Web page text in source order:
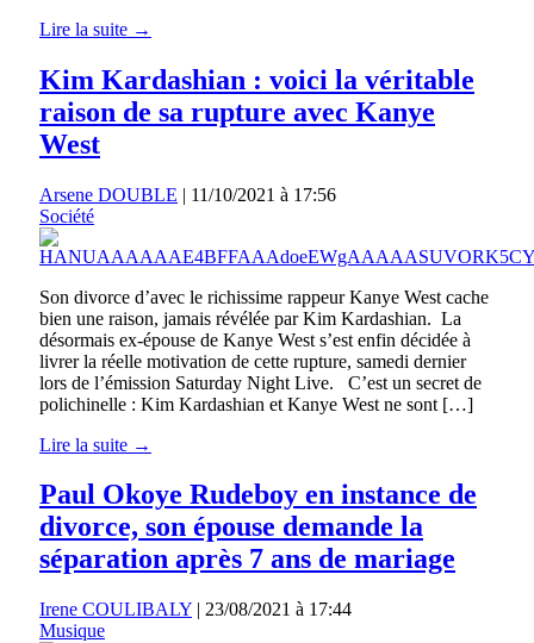
Lire la suite →
Kim Kardashian : voici la véritable
raison de sa rupture avec Kanye
West
Arsene DOUBLE | 11/10/2021 à 17:56
Société
Son divorce d’avec le richissime rappeur Kanye West cache
bien une raison, jamais révélée par Kim Kardashian. La
désormais ex-épouse de Kanye West s’est enfin décidée à
livrer la réelle motivation de cette rupture, samedi dernier
lors de l’émission Saturday Night Live. C’est un secret de
polichinelle : Kim Kardashian et Kanye West ne sont […]
Lire la suite →
Paul Okoye Rudeboy en instance de
divorce, son épouse demande la
séparation après 7 ans de mariage
Irene COULIBALY | 23/08/2021 à 17:44
Musique